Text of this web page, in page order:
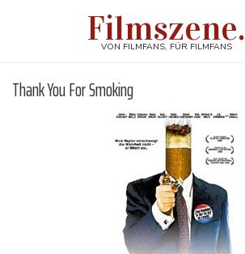
Filmszene.
VON FILMFANS, FÜR FILMFANS
Thank You For Smoking